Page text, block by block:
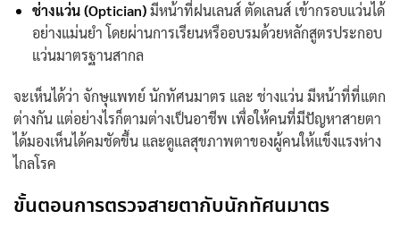
ช่างแว่น (Optician)มีหน้าที่ฝนเลนส์ ตัดเลนส์ เข้ากรอบแว่นได้
อย่างแม่นยำ โดยผ่านการเรียนหรืออบรมด้วยหลักสูตรประกอบ
แว่นมาตรฐานสากล
จะเห็นได้ว่า จักษุแพทย์ นักทัศนมาตร และ ช่างแว่น มีหน้าที่ที่แตก
ต่างกัน แต่อย่างไรก็ตามต่างเป็นอาชีพ เพื่อให้คนที่มีปัญหาสายตา
ได้มองเห็นได้คมชัดขึ้น และดูแลสุขภาพตาของผู้คนให้แข็งแรงห่าง
ไกลโรค
ขั้นตอนการตรวจสายตากับนักทัศนมาตร